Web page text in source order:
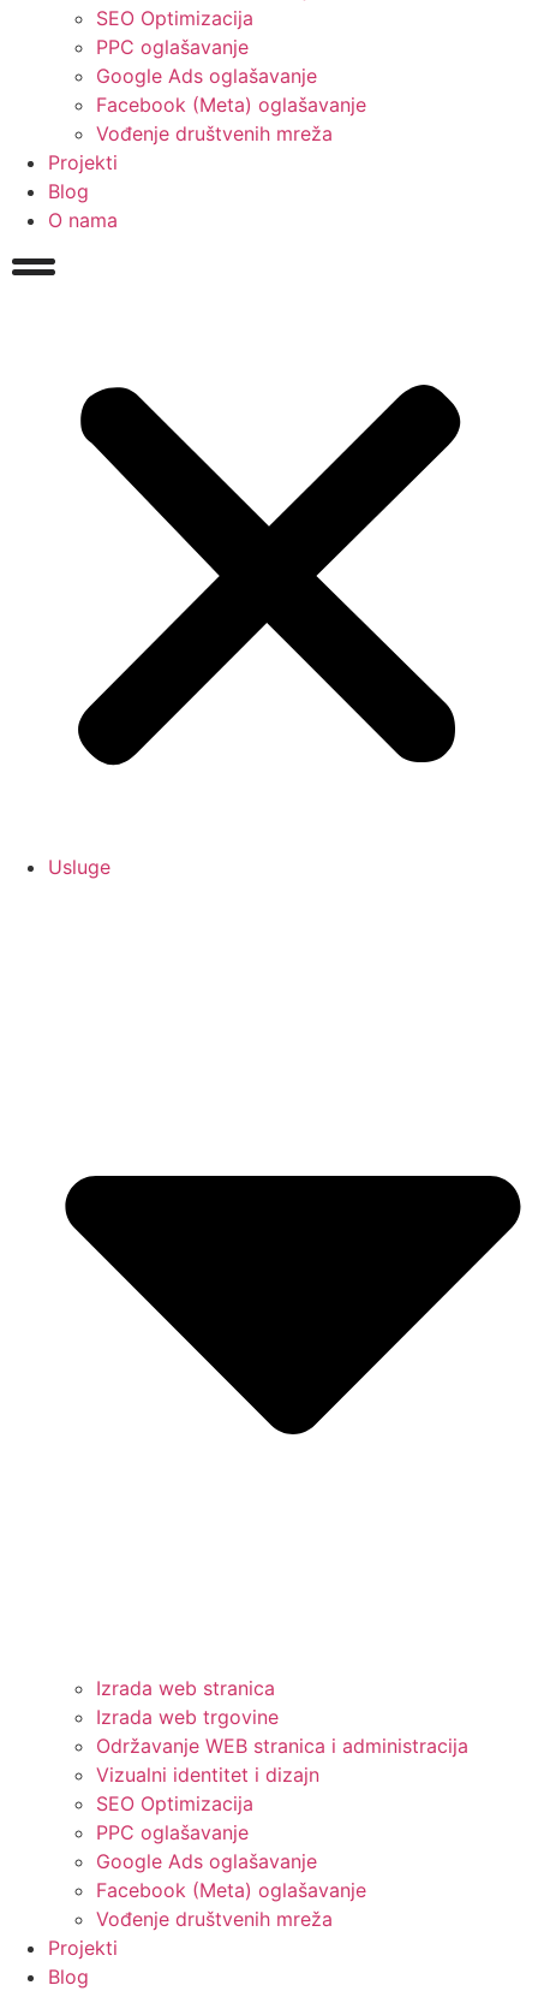
SEO Optimizacija
PPC oglašavanje
Google Ads oglašavanje
Facebook (Meta) oglašavanje
Vođenje društvenih mreža
Projekti
Blog
O nama
Usluge
Izrada web stranica
Izrada web trgovine
Održavanje WEB stranica i administracija
Vizualni identitet i dizajn
SEO Optimizacija
PPC oglašavanje
Google Ads oglašavanje
Facebook (Meta) oglašavanje
Vođenje društvenih mreža
Projekti
Blog